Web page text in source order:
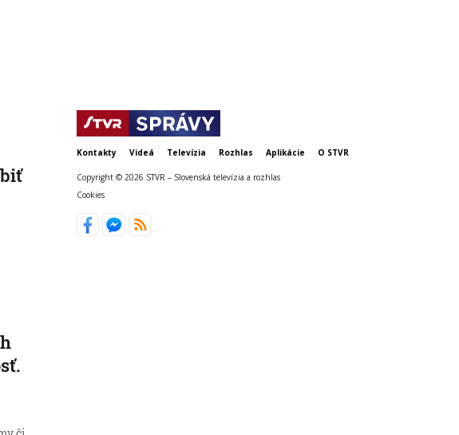
Kontakty Videá Televízia Rozhlas Aplikácie O STVR
Copyright © 2026 STVR – Slovenská televízia a rozhlas
Cookies